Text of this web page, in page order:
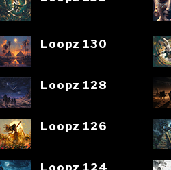
Loopz 130
Loopz 128
Loopz 126
Loopz 124